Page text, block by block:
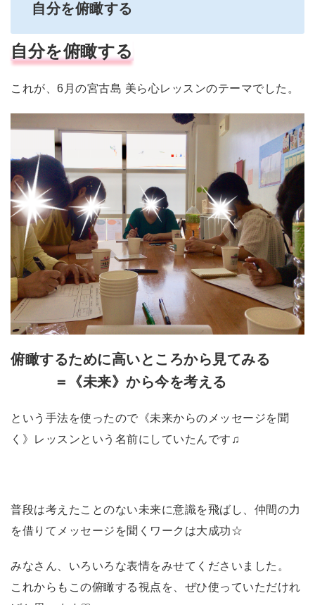
自分を俯瞰する
自分を俯瞰する
これが、6月の宮古島 美ら心レッスンのテーマでした。
俯瞰するために高いところから見てみる
＝《未来》から今を考える
という手法を使ったので《未来からのメッセージを聞
く》レッスンという名前にしていたんです♫
普段は考えたことのない未来に意識を飛ばし、仲間の力
を借りてメッセージを聞くワークは大成功☆
みなさん、いろいろな表情をみせてくださいました。
これからもこの俯瞰する視点を、ぜひ使っていただけれ